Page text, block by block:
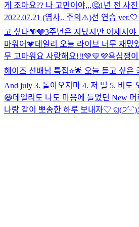
게 조아요?? 나 고민이야,,,🤔1년 전 사
2022.07.21 (엽사.. 주의⚠️)선 연습 ver.🤍
고 싶다🩵🩶3주년은 지났지만 이제서
마워어💗데일리 오늘 라이브 너무 재밌
무 고마워요 사랑해요!!!💚💛💜욕심쟁
헤이즈 선배님 특집⭐️🌟 오늘 듣고 싶은
And july 3. 돌아오지마 4. 저 별 5. 비도
😆데일리도 나도 마음에 들었던 New
나랑 같이 뽀송한 하루 보내자♡